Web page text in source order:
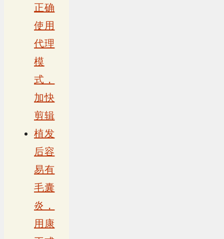
正确
使用
代理
模
式，
加快
剪辑
植发
后容
易有
毛囊
炎，
用康